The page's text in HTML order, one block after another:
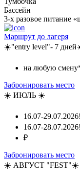
Бассейн
3-х разовое питание
Маршрут до лагеря
☀️"entry level"- 7
на любую
Забронировать место
☀️ ИЮЛЬ ☀️
16.07-29.07.2026!
16.07-
₽
Забронировать место
☀️ АВГУСТ "FEST"☀️